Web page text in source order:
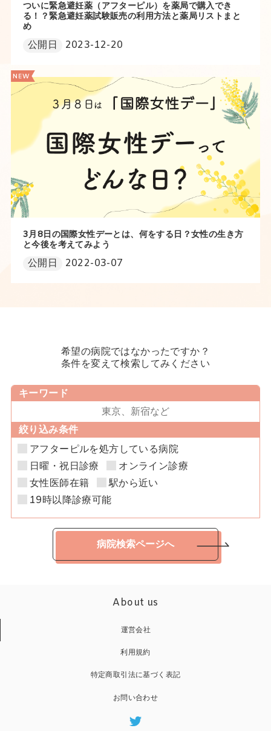
ついに緊急避妊薬（アフターピル）を薬局で購入でき
る！？緊急避妊薬試験販売の利用方法と薬局リストまと
め
公開日 2023-12-20
3月8日の国際女性デーとは、何をする日？女性の生き方
と今後を考えてみよう
公開日 2022-03-07
希望の病院ではなかったですか？
条件を変えて検索してみください
キーワード
絞り込み条件
アフターピルを処方している病院
日曜・祝日診療
オンライン診療
女性医師在籍
駅から近い
19時以降診療可能
病院検索ページへ
About us
運営会社
利用規約
特定商取引法に基づく表記
お問い合わせ